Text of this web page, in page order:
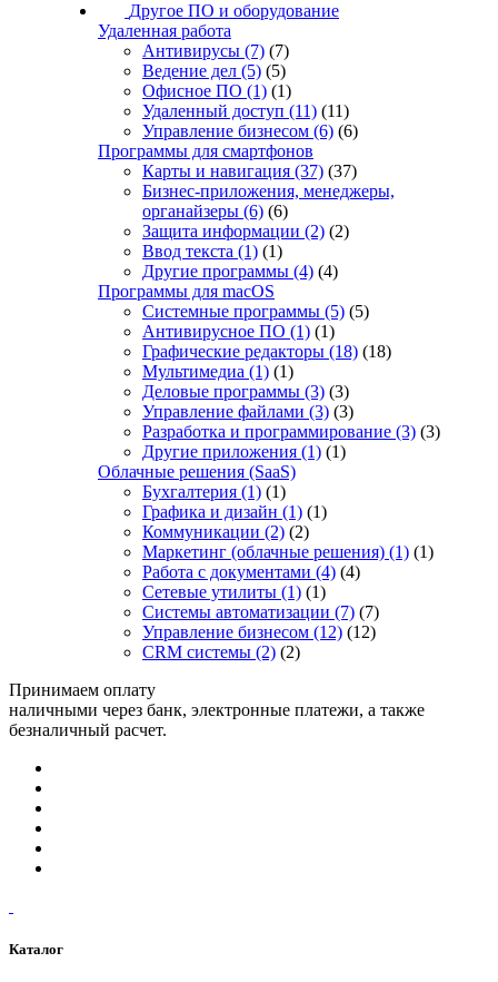
Другое ПО и оборудование
Удаленная работа
Антивирусы (7) (7)
Ведение дел (5) (5)
Офисное ПО (1) (1)
Удаленный доступ (11) (11)
Управление бизнесом (6) (6)
Программы для смартфонов
Карты и навигация (37) (37)
Бизнес-приложения, менеджеры,
органайзеры (6) (6)
Защита информации (2) (2)
Ввод текста (1) (1)
Другие программы (4) (4)
Программы для macOS
Системные программы (5) (5)
Антивирусное ПО (1) (1)
Графические редакторы (18) (18)
Мультимедиа (1) (1)
Деловые программы (3) (3)
Управление файлами (3) (3)
Разработка и программирование (3) (3)
Другие приложения (1) (1)
Облачные решения (SaaS)
Бухгалтерия (1) (1)
Графика и дизайн (1) (1)
Коммуникации (2) (2)
Маркетинг (облачные решения) (1) (1)
Работа с документами (4) (4)
Сетевые утилиты (1) (1)
Системы автоматизации (7) (7)
Управление бизнесом (12) (12)
CRM системы (2) (2)
Принимаем оплату
наличными через банк, электронные платежи, а также
безналичный расчет.
Каталог